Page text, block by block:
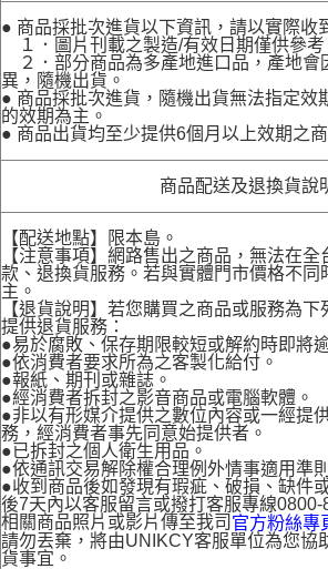
● 商品採批次進貨以下資訊，請以實際收
１．圖片刊載之製造/有效日期僅供參考
２．部分商品為多產地進口品，產地會
異，隨機出貨。
● 商品採批次進貨，隨機出貨無法指定效
的效期為主。
● 商品出貨均至少提供6個月以上效期之商
商品配送及退換貨說
【配送地點】限本島。
【注意事項】網路售出之商品，無法在
款、退換貨服務。若與實體門市價格不同
主。
【退貨說明】若您購買之商品或服務為
提供退貨服務：
●易於腐敗、保存期限較短或解約時即將
●依消費者要求所為之客製化給付。
●報紙、期刊或雜誌。
●經消費者拆封之影音商品或電腦軟體。
●非以有形媒介提供之數位內容或一經提
務，經消費者事先同意始提供者。
●已拆封之個人衛生用品。
●依通訊交易解除權合理例外情事適用準
●收到商品後如發現有瑕疵、破損、缺件
後7天內以客服留言或撥打客服專線
相關商品照片或影片傳至我司 官方粉絲專
請勿丟棄，將由UNIKCY客服單位為您協
貨事宜。